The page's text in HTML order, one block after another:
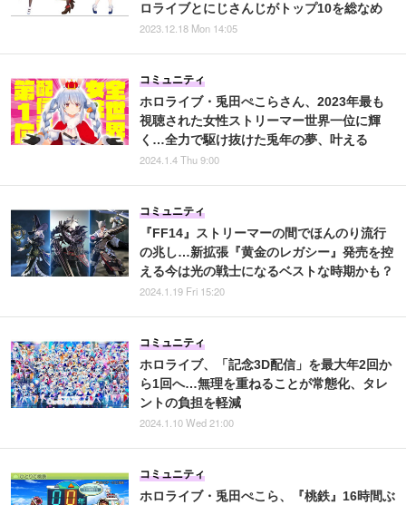
ロライブとにじさんじがトップ10を総なめ
2023.12.18 Mon 14:05
ホロライブ・兎田ぺこらさん、2023年最も
視聴された女性ストリーマー世界一位に輝
く…全力で駆け抜けた兎年の夢、叶える
コミュニティ
2024.1.4 Thu 9:00
『FF14』ストリーマーの間でほんのり流行
の兆し…新拡張『黄金のレガシー』発売を控
える今は光の戦士になるベストな時期かも？
コミュニティ
2024.1.19 Fri 15:20
ホロライブ、「記念3D配信」を最大年2回か
ら1回へ…無理を重ねることが常態化、タレ
ントの負担を軽減
コミュニティ
2024.1.10 Wed 21:00
ホロライブ・兎田ぺこら、『桃鉄』16時間ぶ
コミュニティ